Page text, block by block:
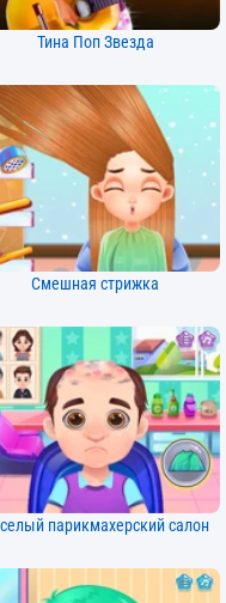
Тина Поп Звезда
Смешная стрижка
парикмахерский салон